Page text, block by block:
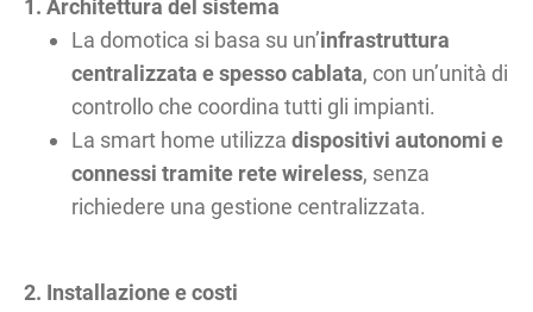
1. Architettura del sistema
La domotica si basa su un’infrastruttura
centralizzata e spesso cablata, con un’unità di
controllo che coordina tutti gli impianti.
La smart home utilizzadispositivi autonomi e
connessi tramite rete wireless, senza
richiedere una gestione centralizzata.
2. Installazione e costi